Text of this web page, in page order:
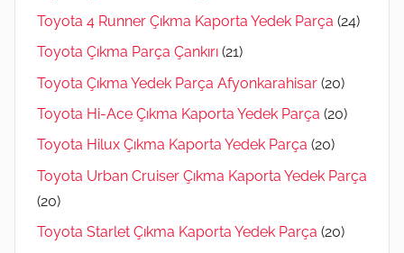
Toyota 4 Runner Çıkma Kaporta Yedek Parça (24)
Toyota Çıkma Parça Çankırı (21)
Toyota Çıkma Yedek Parça Afyonkarahisar (20)
Toyota Hi-Ace Çıkma Kaporta Yedek Parça (20)
Toyota Hilux Çıkma Kaporta Yedek Parça (20)
Toyota Urban Cruiser Çıkma Kaporta Yedek Parça
(20)
Toyota Starlet Çıkma Kaporta Yedek Parça (20)